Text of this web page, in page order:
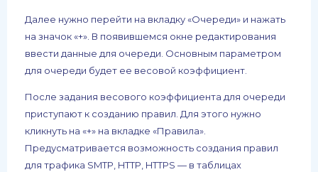
Далее нужно перейти на вкладку «Очереди» и нажать
на значок «+». В появившемся окне редактирования
ввести данные для очереди. Основным параметром
для очереди будет ее весовой коэффициент.
После задания весового коэффициента для очереди
приступают к созданию правил. Для этого нужно
кликнуть на «+» на вкладке «Правила».
Предусматривается возможность создания правил
для трафика SMTP, HTTP, HTTPS — в таблицах